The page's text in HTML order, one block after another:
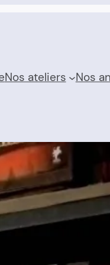
Nos ateliers Nos